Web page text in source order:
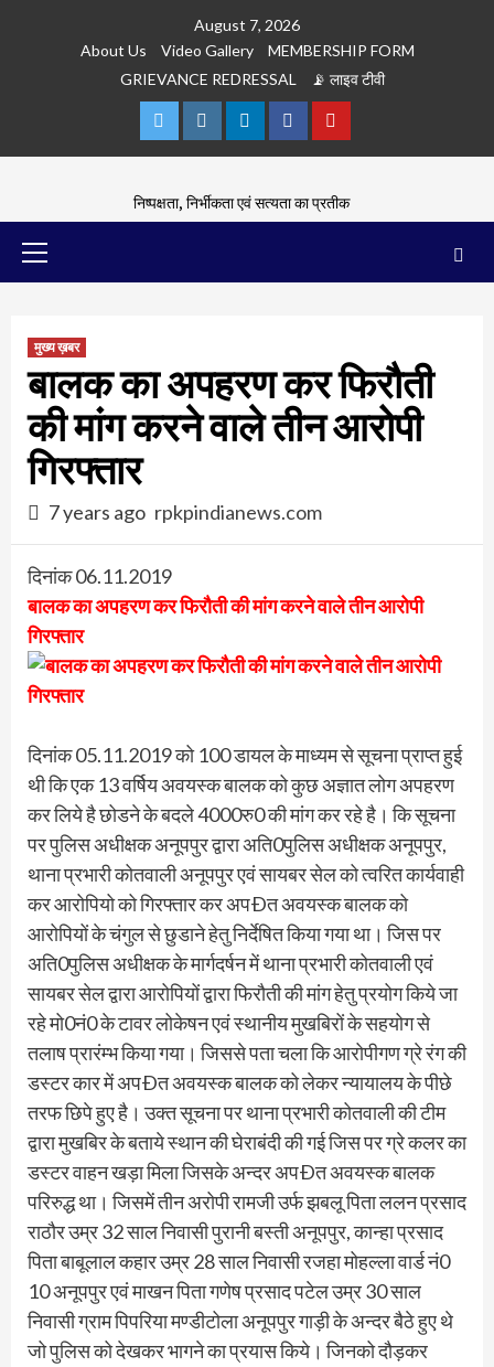
August 7, 2026
About Us
Video Gallery
MEMBERSHIP FORM
GRIEVANCE REDRESSAL
📡 लाइव टीवी
TwitterInstagramLinkedlnFacebookYoutube
निष्पक्षता, निर्भीकता एवं सत्यता का प्रतीक
Primary
मुख्य ख़बर
बालक का अपहरण कर फिरौती
की मांग करने वाले तीन आरोपी
गिरफ्तार
7 years ago rpkpindianews.com
दिनांक 06.11.2019
बालक का अपहरण कर फिरौती की मांग करने वाले तीन आरोपी
गिरफ्तार
दिनांक 05.11.2019 को 100 डायल के माध्यम से सूचना प्राप्त हुई
थी कि एक 13 वर्षिय अवयस्क बालक को कुछ अज्ञात लोग अपहरण
कर लिये है छोडने के बदले 4000रु0 की मांग कर रहे है। कि सूचना
पर पुलिस अधीक्षक अनूपपुर द्वारा अति0पुलिस अधीक्षक अनूपपुर,
थाना प्रभारी कोतवाली अनूपपुर एवं सायबर सेल को त्वरित कार्यवाही
कर आरोपियो को गिरफ्तार कर अपÐत अवयस्क बालक को
आरोपियों के चंगुल से छुडाने हेतु निर्देषित किया गया था। जिस पर
अति0पुलिस अधीक्षक के मार्गदर्षन में थाना प्रभारी कोतवाली एवं
सायबर सेल द्वारा आरोपियों द्वारा फिरौती की मांग हेतु प्रयोग किये जा
रहे मो0नं0 के टावर लोकेषन एवं स्थानीय मुखबिरों के सहयोग से
तलाष प्रारंम्भ किया गया। जिससे पता चला कि आरोपीगण ग्रे रंग की
डस्टर कार में अपÐत अवयस्क बालक को लेकर न्यायालय के पीछे
तरफ छिपे हुए है। उक्त सूचना पर थाना प्रभारी कोतवाली की टीम
द्वारा मुखबिर के बताये स्थान की घेराबंदी की गई जिस पर ग्रे कलर का
डस्टर वाहन खड़ा मिला जिसके अन्दर अपÐत अवयस्क बालक
परिरुद्ध था। जिसमें तीन अरोपी रामजी उर्फ झबलू पिता ललन प्रसाद
राठौर उम्र 32 साल निवासी पुरानी बस्ती अनूपपुर, कान्हा प्रसाद
पिता बाबूलाल कहार उम्र 28 साल निवासी रजहा मोहल्ला वार्ड नं0
10 अनूपपुर एवं माखन पिता गणेष प्रसाद पटेल उम्र 30 साल
निवासी ग्राम पिपरिया मण्डीटोला अनूपपुर गाड़ी के अन्दर बैठे हुए थे
जो पुलिस को देखकर भागने का प्रयास किये। जिनको दौड़कर